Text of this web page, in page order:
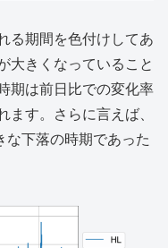
る期間を色付けしてあ
大きくなっていること
期は前日比での変化率
す。さらに言えば、
下落の時期であった